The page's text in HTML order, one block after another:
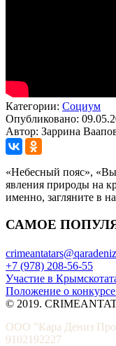
Категории: Социум
Опубликовано:
Автор: Заррина
«Небесный пояс»,
явления природы на
именно, загляните в
САМОЕ
+7 (978) 208-56-55
Участие в
Положение о
© 2019.
ООО "Кара Дениз
9102192227